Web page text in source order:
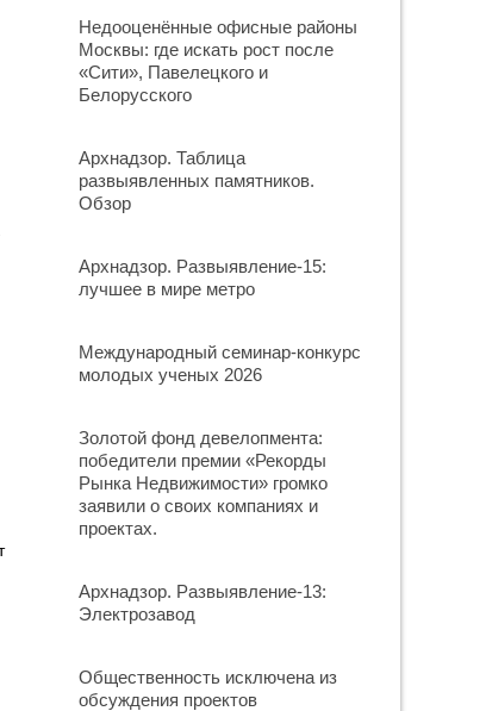
Недооценённые офисные районы
Москвы: где искать рост после
«Сити», Павелецкого и
Белорусского
Архнадзор. Таблица
развыявленных памятников.
Обзор
Архнадзор. Развыявление-15:
лучшее в мире метро
Международный семинар-конкурс
молодых ученых 2026
Золотой фонд девелопмента:
победители премии «Рекорды
Рынка Недвижимости» громко
заявили о своих компаниях и
проектах.
Архнадзор. Развыявление-13:
Электрозавод
Общественность исключена из
обсуждения проектов